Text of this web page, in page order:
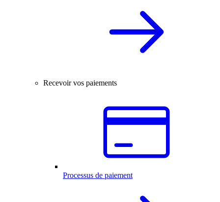
Recevoir vos paiements
Processus de paiement